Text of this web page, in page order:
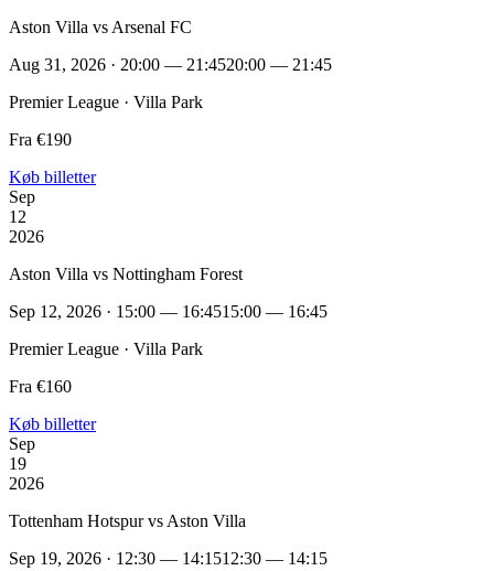
Aston Villa vs Arsenal FC
Aug 31, 2026 · 20:00 — 21:4520:00 — 21:45
Premier League · Villa Park
Fra €190
Køb billetter
Sep
12
2026
Aston Villa vs Nottingham Forest
Sep 12, 2026 · 15:00 — 16:4515:00 — 16:45
Premier League · Villa Park
Fra €160
Køb billetter
Sep
19
2026
Tottenham Hotspur vs Aston Villa
Sep 19, 2026 · 12:30 — 14:1512:30 — 14:15